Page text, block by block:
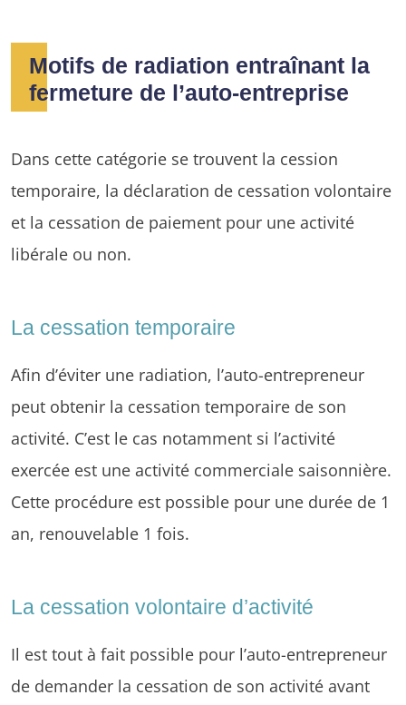
Motifs de radiation entraînant la
fermeture de l’auto-entreprise
Dans cette catégorie se trouvent la cession
temporaire, la déclaration de cessation volontaire
et la cessation de paiement pour une activité
libérale ou non.
La cessation temporaire
Afin d’éviter une radiation, l’auto-entrepreneur
peut obtenir la cessation temporaire de son
activité. C’est le cas notamment si l’activité
exercée est une activité commerciale saisonnière.
Cette procédure est possible pour une durée de 1
an, renouvelable 1 fois.
La cessation volontaire d’activité
Il est tout à fait possible pour l’auto-entrepreneur
de demander la cessation de son activité avant